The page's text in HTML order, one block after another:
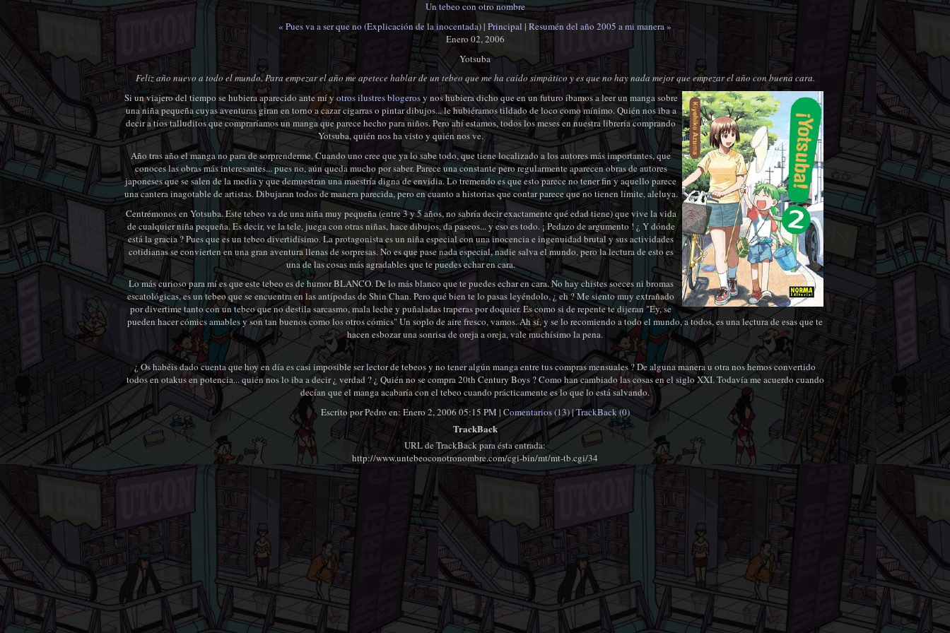
Un tebeo con otro nombre
« Pues va a ser que no (Explicación de la inocentada) | Principal| Resumén del año 2005 a mi manera »
Enero 02, 2006
Yotsuba
Feliz año nuevo a todo el mundo. Para empezar el año me apetece hablar de un tebeo que me ha caído simpático y es que no hay nada mejor que empezar el año con buena cara.
Si un viajero del tiempo se hubiera aparecido ante mí yotros ilustres blogerosy nos hubiera dicho que en un futuro íbamos a leer un manga sobre
una niña pequeña cuyas aventuras giran en torno a cazar cigarras o pintar dibujos... le hubiéramos tildado de loco como mínimo. Quién nos iba a
decir a tíos talluditos que compraríamos un manga que parece hecho para niños. Pero ahí estamos, todos los meses en nuestra librería comprando
Yotsuba, quién nos ha visto y quién nos ve.
Año tras año el manga no para de sorprenderme. Cuando uno cree que ya lo sabe todo, que tiene localizado a los autores más importantes, que
conoces las obras más interesantes... pues no, aún queda mucho por saber. Parece una constante pero regularmente aparecen obras de autores
japoneses que se salen de la media y que demuestran una maestría digna de envidia. Lo tremendo es que esto parece no tener fin y aquello parece
una cantera inagotable de artistas. Dibujaran todos de manera parecida, pero en cuanto a historias que contar parece que no tienen límite, aleluya.
Centrémonos en Yotsuba. Este tebeo va de una niña muy pequeña (entre 3 y 5 años, no sabría decir exactamente qué edad tiene) que vive la vida
de cualquier niña pequeña. Es decir, ve la tele, juega con otras niñas, hace dibujos, da paseos... y eso es todo. ¡ Pedazo de argumento ! ¿ Y dónde
está la gracia ? Pues que es un tebeo divertidísimo. La protagonista es un niña especial con una inocencia e ingenuidad brutal y sus actividades
cotidianas se convierten en una gran aventura llenas de sorpresas. No es que pase nada especial, nadie salva el mundo, pero la lectura de esto es
una de las cosas más agradables que te puedes echar en cara.
Lo más curioso para mí es que este tebeo es de humor BLANCO. De lo más blanco que te puedes echar en cara. No hay chistes soeces ni bromas
escatológicas, es un tebeo que se encuentra en las antípodas de Shin Chan. Pero qué bien te lo pasas leyéndolo, ¿ eh ? Me siento muy extrañado
por divertime tanto con un tebeo que no destila sarcasmo, mala leche y puñaladas traperas por doquier. Es como si de repente te dijeran "Ey, se
pueden hacer cómics amables y son tan buenos como los otros cómics" Un soplo de aire fresco, vamos. Ah sí, y se lo recomiendo a todo el mundo, a todos, es una lectura de esas que te
hacen esbozar una sonrisa de oreja a oreja, vale muchísimo la pena.
¿ Os habéis dado cuenta que hoy en día es casi imposible ser lector de tebeos y no tener algún manga entre tus compras mensuales ? De alguna manera u otra nos hemos convertido
todos en otakus en potencia... quién nos lo iba a decir ¿ verdad ? ¿ Quién no se compra 20th Century Boys ? Como han cambiado las cosas en el siglo XXI. Todavía me acuerdo cuando
decían que el manga acabaría con el tebeo cuando prácticamente es lo que lo está salvando.
Escrito por Pedro en: Enero 2, 2006 05:15 PM | Comentarios (13)|TrackBack (0)
TrackBack
URL de TrackBack para ésta entrada:
http://www.untebeoconotronombre.com/cgi-bin/mt/mt-tb.cgi/34